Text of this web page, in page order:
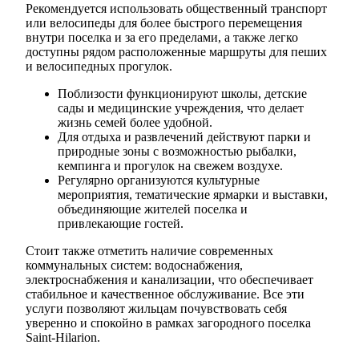
Рекомендуется использовать общественный транспорт
или велосипеды для более быстрого перемещения
внутри поселка и за его пределами, а также легко
доступны рядом расположенные маршруты для пеших
и велосипедных прогулок.
Поблизости функционируют школы, детские
сады и медицинские учреждения, что делает
жизнь семей более удобной.
Для отдыха и развлечений действуют парки и
природные зоны с возможностью рыбалки,
кемпинга и прогулок на свежем воздухе.
Регулярно организуются культурные
мероприятия, тематические ярмарки и выставки,
объединяющие жителей поселка и
привлекающие гостей.
Стоит также отметить наличие современных
коммунальных систем: водоснабжения,
электроснабжения и канализации, что обеспечивает
стабильное и качественное обслуживание. Все эти
услуги позволяют жильцам почувствовать себя
уверенно и спокойно в рамках загородного поселка
Saint-Hilarion.